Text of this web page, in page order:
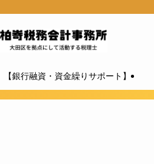
【銀行融資・資金繰りサポート】